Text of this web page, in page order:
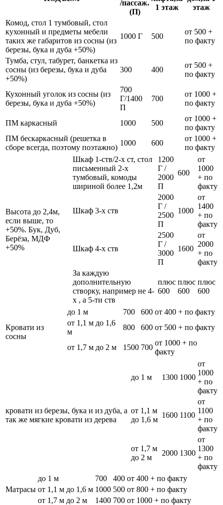
/пассаж.
(П)
1 этаж
этаж
Комод, стол 1 тумбовый, стол
кухонный и предметы мебели
таких же габаритов из сосны (из
березы, бука и дуба +50%)
1000 Г 500
от 500 +
по факту
Тумба, стул, табурет, банкетка из
сосны (из березы, бука и дуба
+50%)
300 400
от 500 +
по факту
Кухонный уголок из сосны (из
березы, бука и дуба +50%)
700
Г/1400
П
700
от 1000 +
по факту
ПМ каркасный 1000 500
от 1000 +
по факту
ПМ бескаркасный (решетка в
сборе всегда, поэтому поэтажно)
1000 600
от 1000 +
по факту
Высота до 2,4м,
если выше, то
+50%. Бук, Дуб,
Берёза, МДФ
+50%
Шкаф 1-ств/2-х ст, стол
письменный 2-х
тумбовый, комоды
шириной более 1,2м
1200
Г /
2000
П
600
от
1000
+ по
факту
Шкаф 3-х ств
2000
Г /
2500
П
1000
от
1400
+ по
факту
Шкаф 4-х ств
2500
Г /
3000
П
1600
от
2000
+ по
факту
За каждую
дополнительную
створку, например не 4-
х , а 5-ти ств
плюс
600
плюс
600
плюс
600
Кровати из
сосны
до 1 м 700 600 от 400 + по факту
от 1,1 м до 1,6
м
800 600 от 500 + по факту
от 1,7 м до 2 м 1500 700
от 1000 + по
факту
кровати из березы, бука и из дуба, а
так же мягкие кровати из дерева
до 1 м 1300 1000
от
1000
+ по
факту
от 1,1 м
до 1,6 м
1600 1100
от
1100
+ по
факту
от 1,7 м
до 2 м
2000 1300
от
1300
+ по
факту
Матрасы
до 1 м 700 400 от 400 + по факту
от 1,1 м до 1,6 м 1000 500 от 800 + по факту
от 1,7 м до 2 м
1400 700 от 1000 + по факту